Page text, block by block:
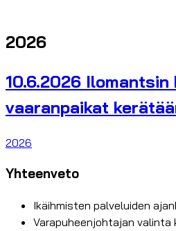
2026
10.6.2026
vaaranpaikat
2026
Yhteenveto
Ikäihmisten palveluiden
Varapuheenjohtajan valinta